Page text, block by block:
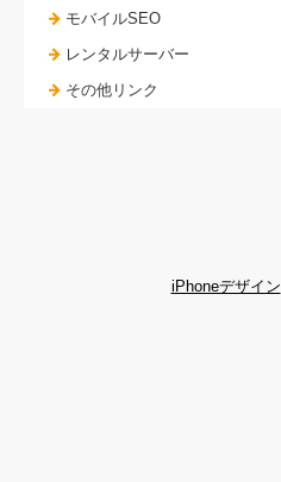
モバイルSEO
レンタルサーバー
その他リンク
iPhoneデザイン